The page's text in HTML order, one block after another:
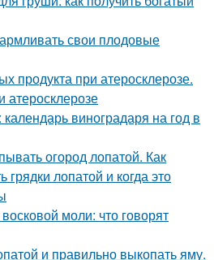
свои плодовые
продукта при атеросклерозе.
атеросклерозе
календарь виноградаря на год в
огород лопатой. Как
грядки лопатой и когда это
моли: что говорят
и правильно выкопать яму.